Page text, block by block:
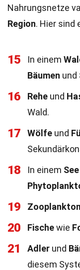
Nahrungsnetze
Region. Hier sind
15 In einem
Bäumen und
16 Rehe und
Wald.
17 Wölfe und
18 In einem See
19 Zooplankton
20 Fischewie
21 Adler und
diesem